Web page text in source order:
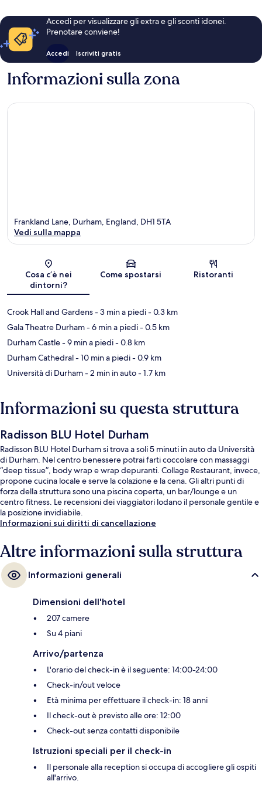
Accedi per visualizzare gli extra e gli sconti idonei.
Prenotare conviene!
Accedi Iscriviti gratis
Informazioni sulla zona
Mappa
Frankland Lane, Durham, England, DH1 5TA
Vedi sulla mappa
Cosa c’è nei
dintorni?
Come spostarsi Ristoranti
Crook Hall and Gardens- 3 min a piedi- 0.3 km
Gala Theatre Durham- 6 min a piedi- 0.5 km
Durham Castle- 9 min a piedi- 0.8 km
Durham Cathedral- 10 min a piedi- 0.9 km
Università di Durham- 2 min in auto- 1.7 km
Informazioni su questa struttura
Radisson BLU Hotel Durham
Radisson BLU Hotel Durham si trova a soli 5 minuti in auto da Università
di Durham. Nel centro benessere potrai farti coccolare con massaggi
“deep tissue”, body wrap e wrap depuranti. Collage Restaurant, invece,
propone cucina locale e serve la colazione e la cena. Gli altri punti di
forza della struttura sono una piscina coperta, un bar/lounge e un
centro fitness. Le recensioni dei viaggiatori lodano il personale gentile e
la posizione invidiabile.
Informazioni sui diritti di cancellazione
Altre informazioni sulla struttura
Informazioni generali
Dimensioni dell'hotel
207 camere
Su 4 piani
Arrivo/partenza
L'orario del check-in è il seguente: 14:00-24:00
Check-in/out veloce
Età minima per effettuare il check-in: 18 anni
Il check-out è previsto alle ore: 12:00
Check-out senza contatti disponibile
Istruzioni speciali per il check-in
Il personale alla reception si occupa di accogliere gli ospiti
all'arrivo.